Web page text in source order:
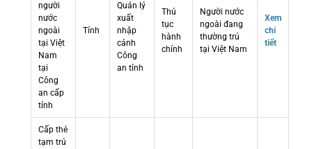
người
nước
ngoài
tại Việt
Nam
tại
Công
an cấp
tỉnh
Tỉnh
Quản lý
xuất
nhập
cảnh
Công
an tỉnh
Thủ
tục
hành
chính
Người nước
ngoài đang
thường trú
tại Việt Nam
Xem
chi
tiết
Cấp thẻ
tạm trú